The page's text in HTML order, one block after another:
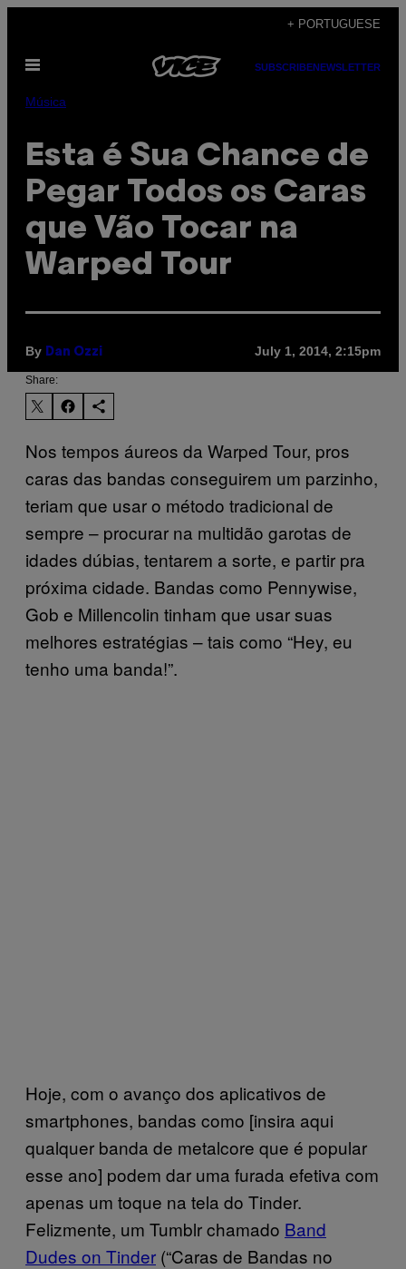
content
+ PORTUGUESE
Open
SUBSCRIBENEWSLETTER
Música
Esta é Sua Chance de
Pegar Todos os Caras
que Vão Tocar na
Warped Tour
By Dan Ozzi July 1, 2014, 2:15pm
Share:
Nos tempos áureos da Warped Tour, pros
caras das bandas conseguirem um parzinho,
teriam que usar o método tradicional de
sempre – procurar na multidão garotas de
idades dúbias, tentarem a sorte, e partir pra
próxima cidade. Bandas como Pennywise,
Gob e Millencolin tinham que usar suas
melhores estratégias – tais como “Hey, eu
tenho uma banda!”.
Hoje, com o avanço dos aplicativos de
smartphones, bandas como [insira aqui
qualquer banda de metalcore que é popular
esse ano] podem dar uma furada efetiva com
apenas um toque na tela do Tinder.
Felizmente, um Tumblr chamado Band
Dudes on Tinder (“Caras de Bandas no